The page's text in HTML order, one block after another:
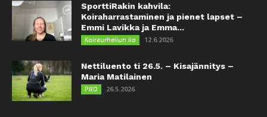
SporttiRakin kahvila:
Koiraharrastaminen ja pienet lapset –
Emmi Lavikka ja Emma...
Koiraurheilun ilo 12.6.2026
Nettiluento ti 26.5. – Kisajännitys –
Maria Matilainen
PRO 26.5.2026